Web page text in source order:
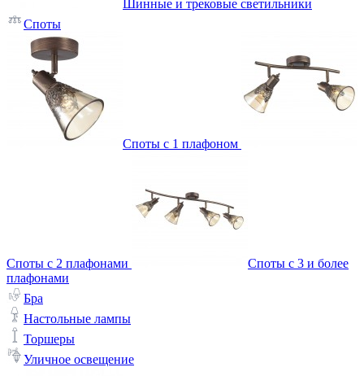
Шинные и трековые светильники
Споты
Споты с 1 плафоном
Споты с 2 плафонами
Споты с 3 и более
плафонами
Бра
Настольные лампы
Торшеры
Уличное освещение